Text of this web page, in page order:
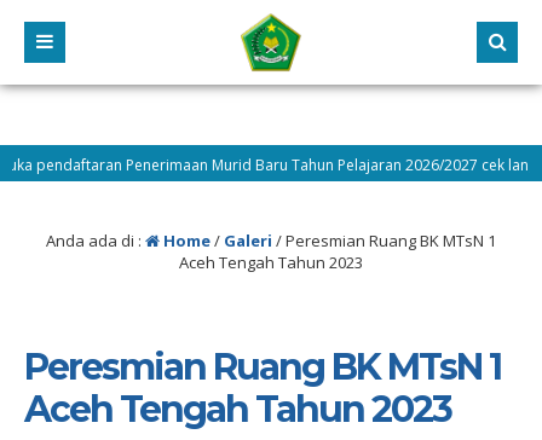
Penerimaan Murid Baru Tahun Pelajaran 2026/2027 cek langsung
Anda ada di : Home/ Galeri /Peresmian Ruang BK MTsN 1
Aceh Tengah Tahun 2023
Peresmian Ruang BK MTsN 1
Aceh Tengah Tahun 2023